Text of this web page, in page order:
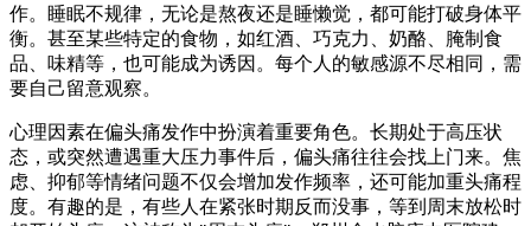
作。睡眠不规律，无论是熬夜还是睡懒觉，都可能打破身体平
衡。甚至某些特定的食物，如红酒、巧克力、奶酪、腌制食
品、味精等，也可能成为诱因。每个人的敏感源不尽相同，需
要自己留意观察。
心理因素在偏头痛发作中扮演着重要角色。长期处于高压状
态，或突然遭遇重大压力事件后，偏头痛往往会找上门来。焦
虑、抑郁等情绪问题不仅会增加发作频率，还可能加重头痛程
度。有趣的是，有些人在紧张时期反而没事，等到周末放松时